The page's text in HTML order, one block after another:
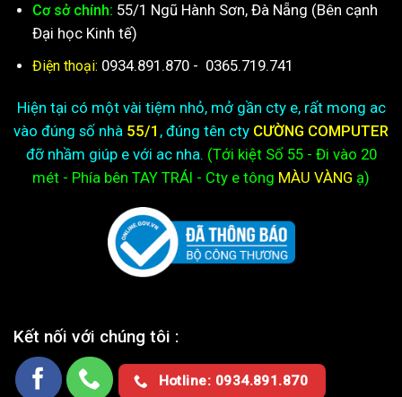
Cơ sở chính: 55/1 Ngũ Hành Sơn, Đà Nẵng (Bên cạnh
Đại học Kinh tế)
Điện thoại: 0934.891.870 - 0365.719.741
Hiện tại có một vài tiệm nhỏ, mở gần cty e, rất mong ac
vào đúng số nhà 55/1 , đúng tên cty CƯỜNG COMPUTER
đỡ nhầm giúp e với ac nha. (Tới kiệtSố 55 - Đi vào 20
mét - Phía bên TAY TRÁI - Cty e tông MÀU VÀNG ạ)
Kết nối với chúng tôi :
Hotline: 0934.891.870